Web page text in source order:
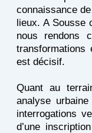
connaissance
lieux. A Sousse
nous rendons
transformations
est décisif.
Quant au
analyse
interrogations
d’une